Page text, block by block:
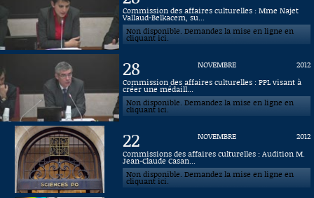
Commission des affaires culturelles : Mme Najet
Vallaud-Belkacem, su...
Non disponible. Demandez la mise en ligne en
cliquant ici.
28 NOVEMBRE
2012
Commission des affaires culturelles : PPL visant à
créer une médaill...
Non disponible. Demandez la mise en ligne en
cliquant ici.
22 NOVEMBRE
2012
Commissions des affaires culturelles : Audition M.
Jean-Claude Casan...
Non disponible. Demandez la mise en ligne en
cliquant ici.